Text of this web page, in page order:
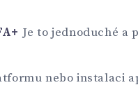
Je to jednoduché a
nebo instalaci